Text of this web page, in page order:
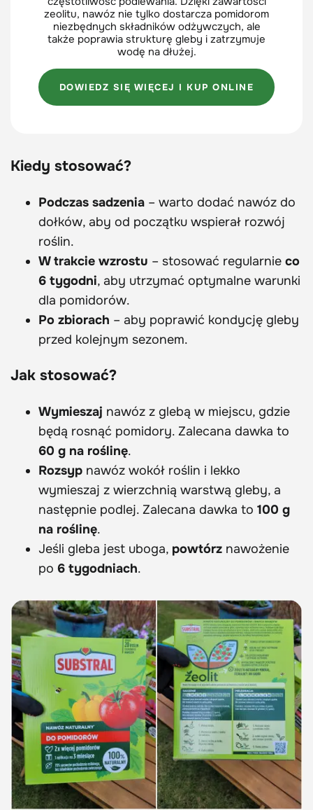
zeolitu, nawóz nie tylko dostarcza pomidorom
niezbędnych składników odżywczych, ale
także poprawia strukturę gleby i zatrzymuje
wodę na dłużej.
DOWIEDZ SIĘ WIĘCEJ I KUP ONLINE
Kiedy stosować?
Podczas sadzenia – warto dodać nawóz do
dołków, aby od początku wspierał rozwój
roślin.
W trakcie wzrostu – stosować regularnie co
6 tygodni, aby utrzymać optymalne warunki
dla pomidorów.
Po zbiorach – aby poprawić kondycję gleby
przed kolejnym sezonem.
Jak stosować?
Wymieszaj nawóz z glebą w miejscu, gdzie
będą rosnąć pomidory. Zalecana dawka to
60 g na roślinę.
Rozsyp nawóz wokół roślin i lekko
wymieszaj z wierzchnią warstwą gleby, a
następnie podlej. Zalecana dawka to 100 g
na roślinę.
Jeśli gleba jest uboga, powtórz nawożenie
po 6 tygodniach.